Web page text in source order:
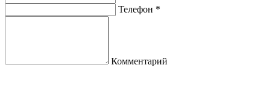
Телефон *
Комментарий